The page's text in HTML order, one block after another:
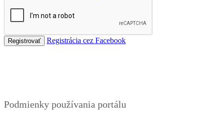
Registrácia cez Facebook
Podmienky používania portálu